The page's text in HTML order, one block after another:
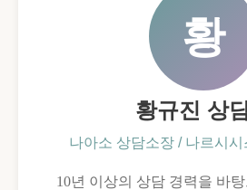
황
황규진 상
나아소 상담소장 / 나르시
10년 이상의 상담 경력을 바